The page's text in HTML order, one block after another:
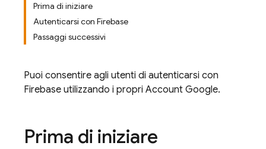
Prima di iniziare
Autenticarsi con Firebase
Passaggi successivi
Puoi consentire agli utenti di autenticarsi con
Firebase utilizzando i propri Account Google.
Prima di iniziare